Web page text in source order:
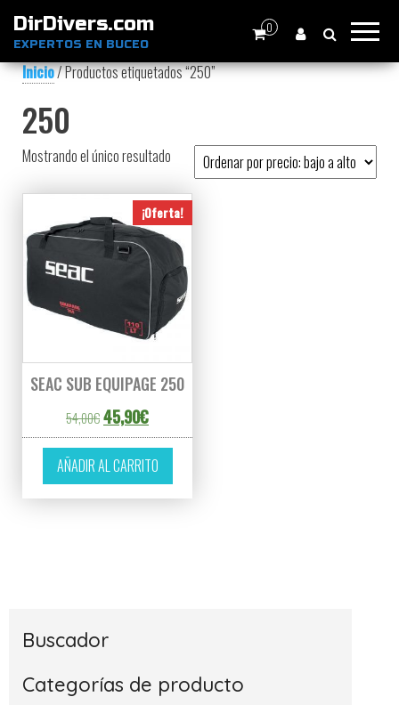
DirDivers.com
EXPERTOS EN BUCEO
0
Inicio/ Productos etiquetados “250”
250
Mostrando el único resultado
¡Oferta!
SEAC SUB EQUIPAGE 250
54,00€El precio original era: 54,00€.
45,90€El precio actual es: 45,90€.
AÑADIR AL CARRITO
Buscador
Categorías de producto